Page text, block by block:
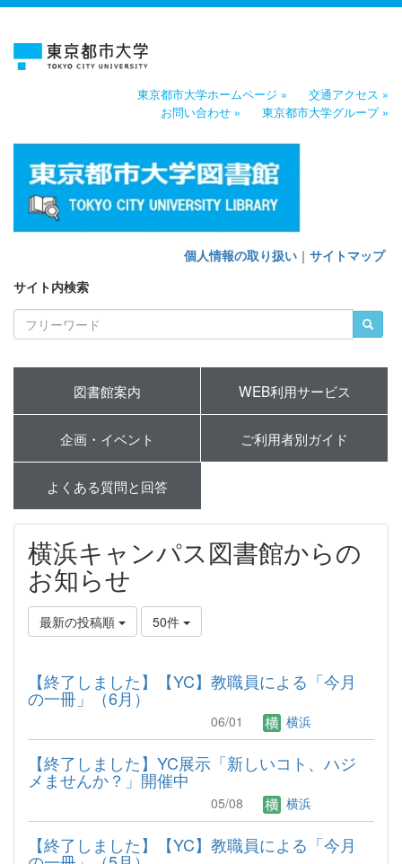
東京都市大学ホームページ »
交通アクセス »
お問い合わせ »
東京都市大学グループ »
個人情報の取り扱い ｜ サイトマップ
サイト内検索
図書館案内 WEB利用サービス
企画・イベント ご利用者別ガイド
よくある質問と回答
横浜キャンパス図書館からの
お知らせ
最新の投稿順 50件
【終了しました】【YC】教職員による「今月
の一冊」（6月）
06/01 横浜
【終了しました】YC展示「新しいコト、ハジ
メませんか？」開催中
05/08 横浜
【終了しました】【YC】教職員による「今月